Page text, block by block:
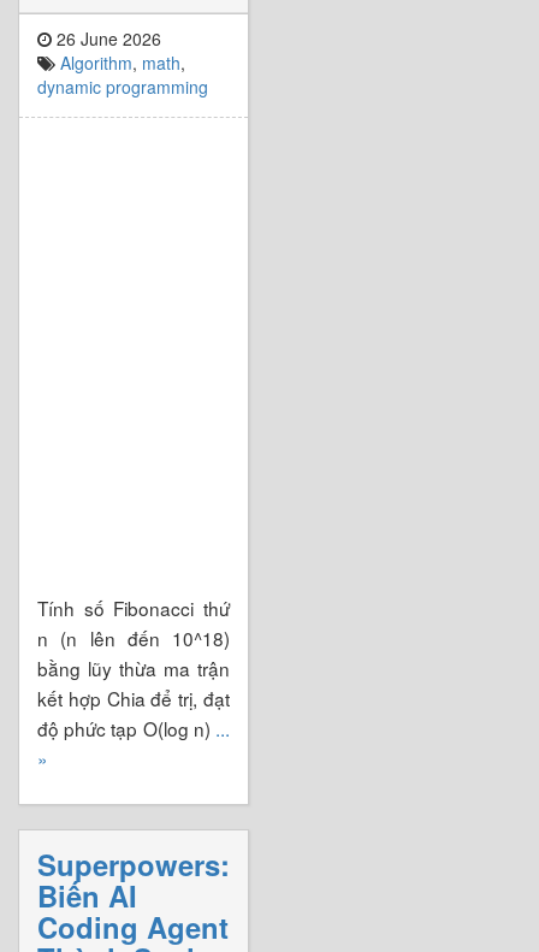
26 June 2026
Algorithm, math,
dynamic programming
Tính số Fibonacci thứ
n (n lên đến 10^18)
bằng lũy thừa ma trận
kết hợp Chia để trị, đạt
độ phức tạp O(log n) ...
»
Superpowers:
Biến AI
Coding Agent